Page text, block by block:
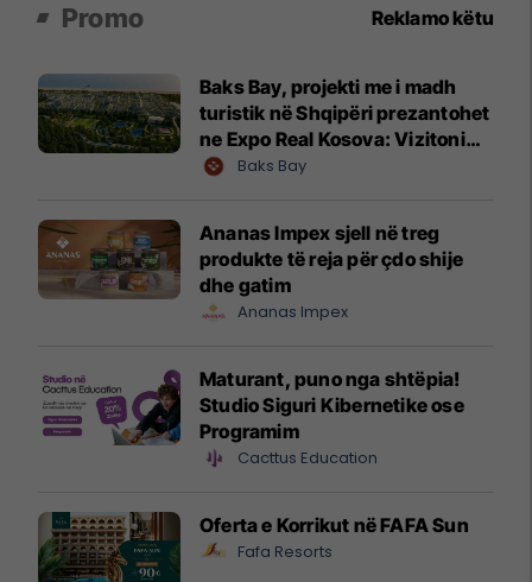
Promo Reklamo këtu
Baks Bay, projekti me i madh
turistik në Shqipëri prezantohet
ne Expo Real Kosova: Vizitoni
shtandin dhe zbuloni
Baks Bay
Ananas Impex sjell në treg
produkte të reja për çdo shije
dhe gatim
Ananas Impex
Maturant, puno nga shtëpia!
Studio Siguri Kibernetike ose
Programim
Cacttus Education
Oferta e Korrikut në FAFA Sun
Fafa Resorts